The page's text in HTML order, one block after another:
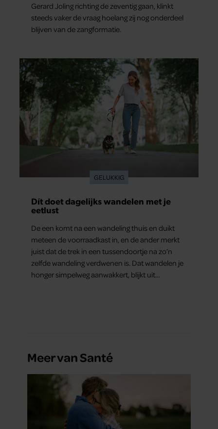
Gerard Joling richting de zeventig gaan, klinkt
steeds vaker de vraag hoelang zij nog onderdeel
blijven van de zangformatie.
GELUKKIG
Dít doet dagelijks wandelen met je
eetlust
De een komt na een wandeling thuis en duikt
meteen de voorraadkast in, en de ander merkt
juist dat de trek in een tussendoortje na zo’n
zelfde wandeling verdwenen is. Dat wandelen je
honger simpelweg aanwakkert, blijkt uit
Meer van Santé